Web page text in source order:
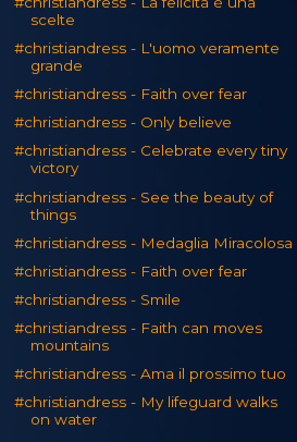
scelte
#christiandress - L'uomo veramente
grande
#christiandress - Faith over fear
#christiandress - Only believe
#christiandress - Celebrate every tiny
victory
#christiandress - See the beauty of
things
#christiandress - Medaglia Miracolosa
#christiandress - Faith over fear
#christiandress - Smile
#christiandress - Faith can moves
mountains
#christiandress - Ama il prossimo tuo
#christiandress - My lifeguard walks
on water